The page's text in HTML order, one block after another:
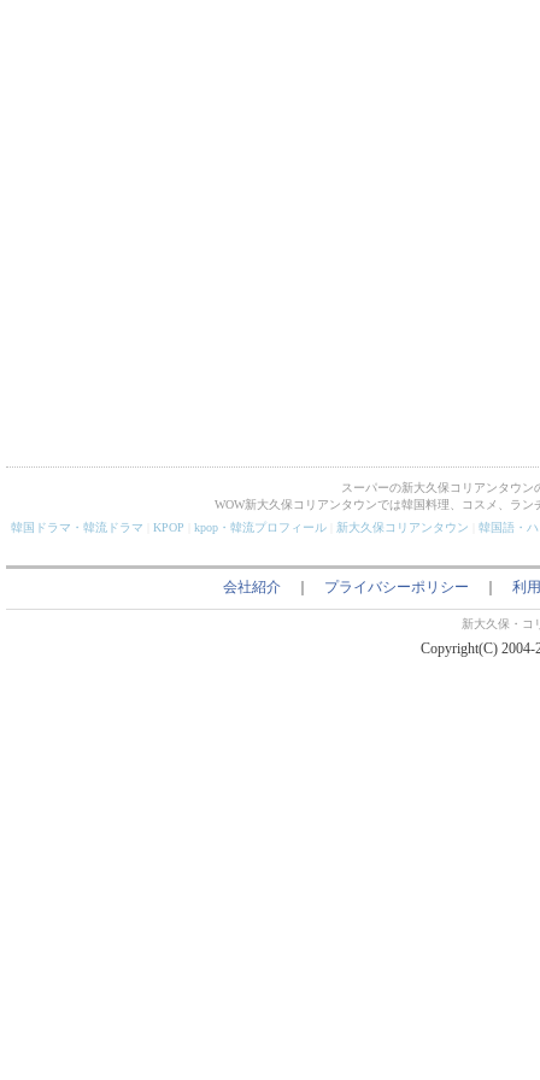
スーパーの新大久保コリアンタウ
WOW新大久保コリアンタウンでは韓国料理、コスメ、ラ
韓国ドラマ・韓流ドラマ
KPOP kpop・韓流プロフィール 新大久保コリアンタウン 韓国語・
会社紹介 プライバシーポリシー 利
新大久保・コ
Copyright(C)